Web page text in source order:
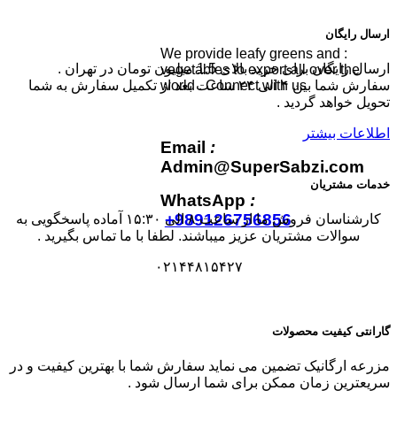
: We provide leafy greens and
vegetables to export all over the
world . Connect with us
Email :
Admin@SuperSabzi.com
WhatsApp :
+989126756856
ارسال رایگان
ارسال رایگان برای خرید بالای 1.5 میلیون تومان در تهران .
سفارش شما بین ۴ الی ۲۴ ساعت بعد از تکمیل سفارش به شما
تحویل خواهد گردید .
اطلاعات بیشتر
خدمات مشتریان
کارشناسان فروش ما از ساعت ۸ الی ۱۵:۳۰ آماده پاسخگویی به
سوالات مشتریان عزیز میباشند. لطفا با ما تماس بگیرید .
۰۲۱۴۴۸۱۵۴۲۷
گارانتی کیفیت محصولات
مزرعه ارگانیک تضمین می نماید سفارش شما با بهترین کیفیت و در
سریعترین زمان ممکن برای شما ارسال شود .